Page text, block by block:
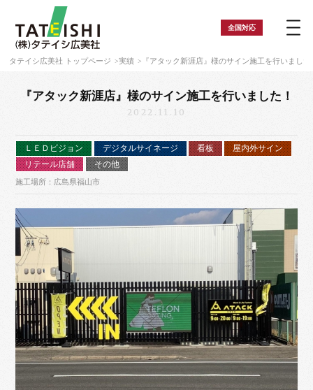
全国対応
タテイシ広美社 トップページ 実績 『アタック新涯店』様のサイン施工を行いました
『アタック新涯店』様のサイン施工を行いました！
2022.11.10
ＬＥＤビジョン デジタルサイネージ 看板
屋内外サイン
リテール店舗
その他
施工場所：広島県福山市